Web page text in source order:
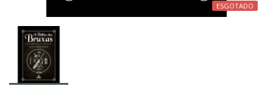
ESGOTADO